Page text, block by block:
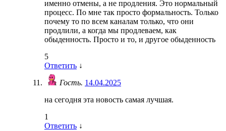
именно отмены, а не продления. Это нормальный
процесс. По мне так просто формальность. Только
почему то по всем каналам только, что они
продлили, а когда мы продлеваем, как
обыденность. Просто и то, и другое обыденность
5
Ответить ↓
Гость. 14.04.2025
на сегодня эта новость самая лучшая.
1
Ответить ↓